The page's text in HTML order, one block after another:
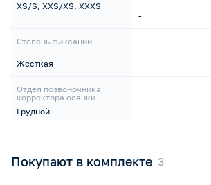
XS/S, XXS/XS, XXXS
Степень фиксации
Жесткая
Отдел позвоночника
корректора осанки
Грудной
-
-
-
Покупают в комплекте